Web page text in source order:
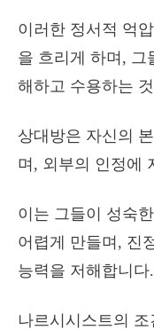
이러한 정서적 억
을 흐리게 하며, 그
해하고 수용하는
상대방은 자신의
며, 외부의 인정에
이는 그들이 성숙
어렵게 만들며, 진
능력을 저해합니다.
나르시시스트의